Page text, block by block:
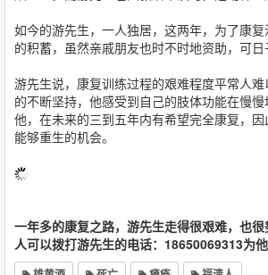
如今的游先生，一人独居，这两年，为了康
的积蓄，虽然亲戚朋友也时不时地资助，可日
游先生说，康复训练过程的艰难程度平常人
的不断坚持，他感受到自己的肢体功能在慢
他，在未来的三到五年内有希望完全康复，
能够重生的机会。
一年多的康复之路，游先生走得很艰难，也
人可以拨打游先生的电话：18650069313为他